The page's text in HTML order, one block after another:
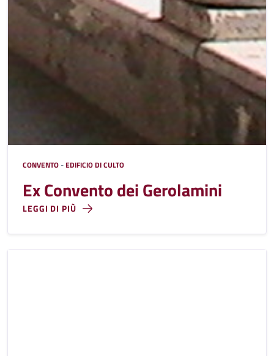
CONVENTO -EDIFICIO DI CULTO
Ex Convento dei Gerolamini
LEGGI DI PIÙ